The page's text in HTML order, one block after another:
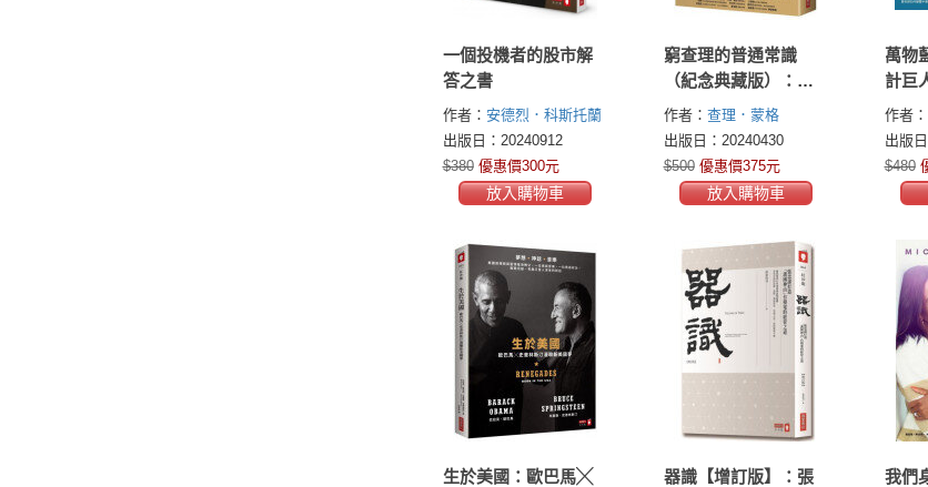
一個投機者的股市解
答之書
作者： 安德烈．科斯托蘭
尼(Andre Kostolany)
出版日：20240912
$380 優惠價300元
放入購物車
窮查理的普通常識
（紀念典藏版）：巴
菲特50年智慧合夥人
查理．蒙格的人生哲
學
作者： 查理．蒙格
(Charles T. Munger)
出版日：20240430
$500 優惠價375元
放入購物車
萬物
計巨
未來
作者：
出版
$480
生於美國：歐巴馬╳
器識【增訂版】：張
我們